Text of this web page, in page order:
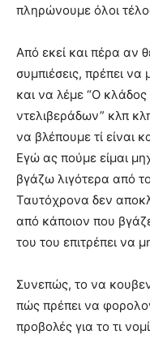
πληρώνουμε όλοι
Από εκεί και πέρα αν
συμπιέσεις, πρέπει
και να λέμε “Ο
ντελιβεράδων” κλπ
να βλέπουμε τί είναι
Εγώ ας πούμε είμαι
βγάζω λιγότερα από
Ταυτόχρονα δεν
από κάποιον που
του του επιτρέπει να
Συνεπώς, το να
πώς πρέπει να
προβολές για το τι